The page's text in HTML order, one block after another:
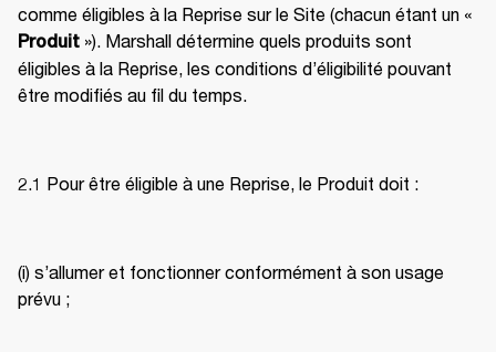
Produit »). Marshall détermine quels produits sont
éligibles à la Reprise, les conditions d’éligibilité pouvant
être modifiés au fil du temps.
2.1 Pour être éligible à une Reprise, le Produit doit :
(i) s’allumer et fonctionner conformément à son usage
prévu ;